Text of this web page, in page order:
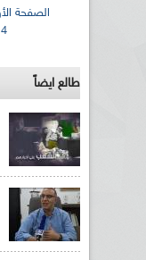
الصفحات
الصفحة
4
طالع ايضاً